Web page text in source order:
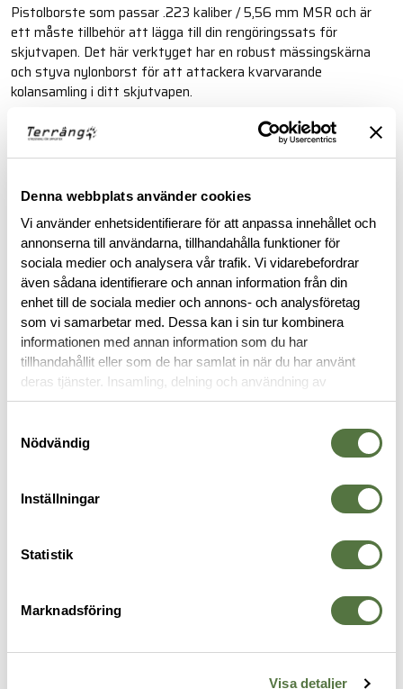
Denna webbplats använder cookies
Vi använder enhetsidentifierare för att anpassa innehållet och
annonserna till användarna, tillhandahålla funktioner för
sociala medier och analysera vår trafik. Vi vidarebefordrar
även sådana identifierare och annan information från din
enhet till de sociala medier och annons- och analysföretag
som vi samarbetar med. Dessa kan i sin tur kombinera
informationen med annan information som du har
tillhandahållit eller som de har samlat in när du har använt
deras tjänster. Insamling, delning och användning av
personuppgifter kan användas för personalisering av
Nödvändig
Inställningar
Statistik
Marknadsföring
Visa detaljer
Pistolborste som passar .223 kaliber / 5,56 mm MSR och är
ett måste tillbehör att lägga till din rengöringssats för
skjutvapen. Det här verktyget har en robust mässingskärna
och styva nylonborst för att attackera kvarvarande
kolansamling i ditt skjutvapen.
Läs mer
BESKRIVNING
RECENSIONER
OM VARUMÄRKET
VAPENVÅRD
Suppressor Cleaner 16OZ
Military Grade Solvent 6oz